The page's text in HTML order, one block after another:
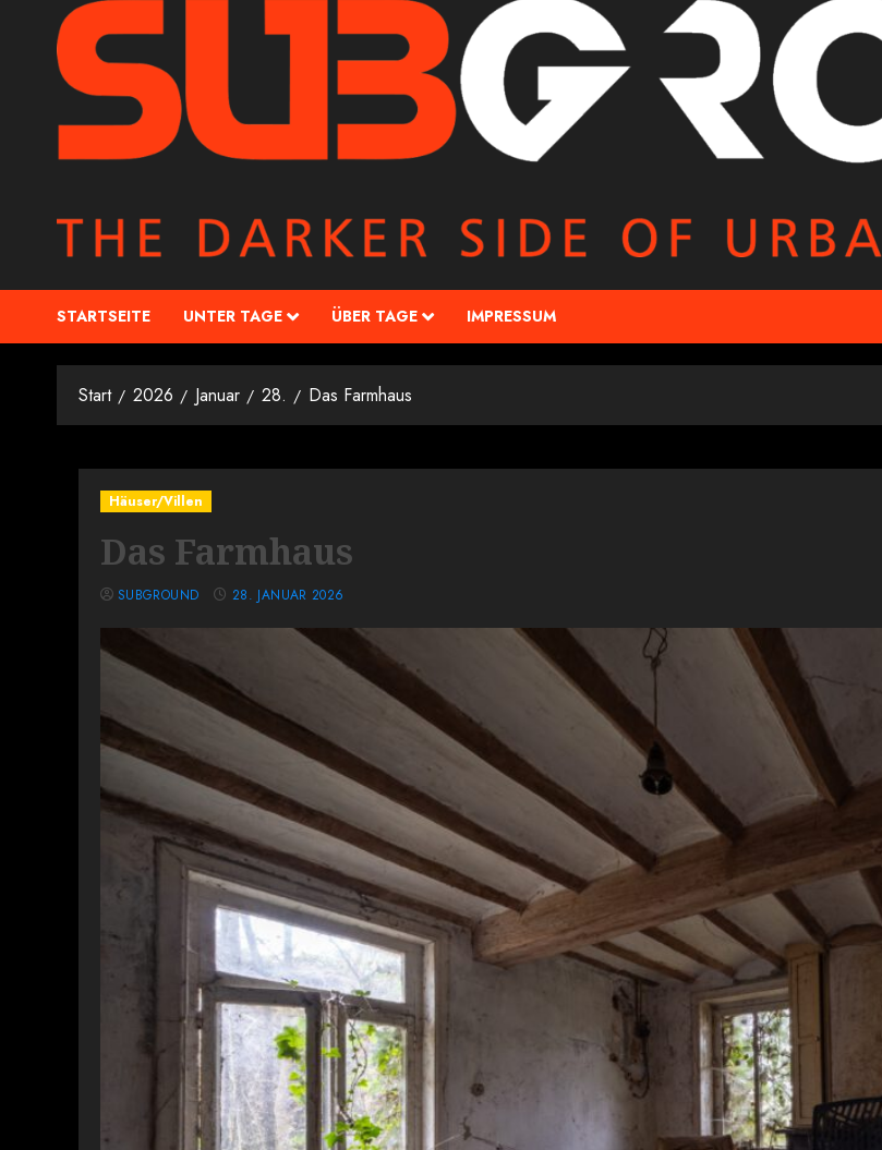
STARTSEITE UNTER TAGE ÜBER TAGE IMPRESSUM
Start 2026 Januar 28. Das Farmhaus
Häuser/Villen
Das Farmhaus
SUBGROUND 28. JANUAR 2026